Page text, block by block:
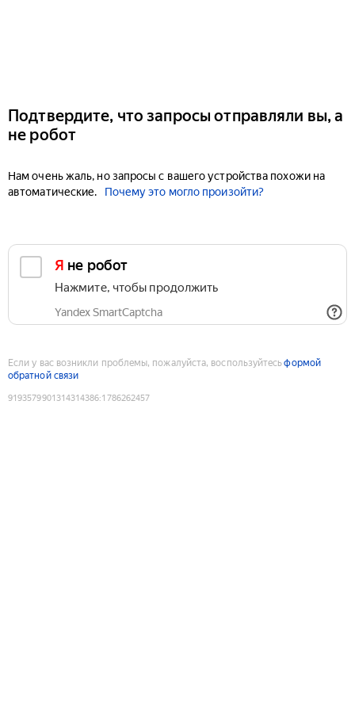
Подтвердите, что запросы отправляли вы, а
не робот
Нам очень жаль, но запросы с вашего устройства похожи на
автоматические.
Почему это могло произойти?
Я не робот
Нажмите, чтобы продолжить
Yandex SmartCaptcha
Если у вас возникли проблемы, пожалуйста, воспользуйтесьформой
обратной связи
9193579901314314386:1786262457